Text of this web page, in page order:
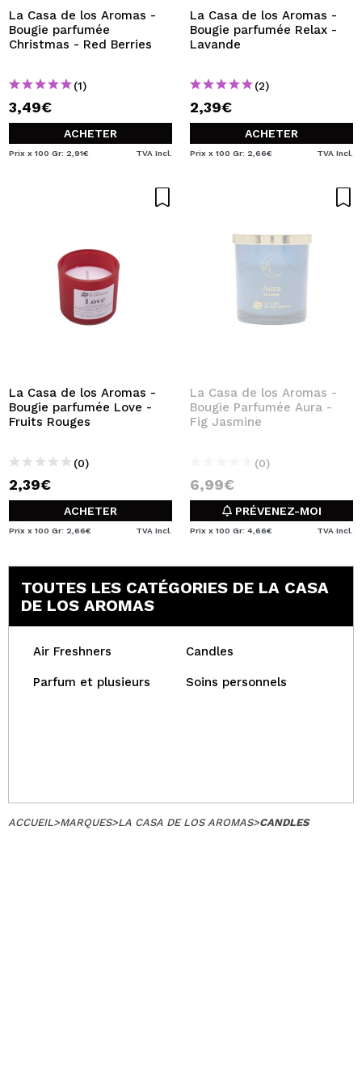
La Casa de los Aromas -
Bougie parfumée
Christmas - Red Berries
(1)
3,49€
ACHETER
Prix x 100 Gr: 2,91€ TVA Incl.
La Casa de los Aromas -
Bougie parfumée Relax -
Lavande
(2)
2,39€
ACHETER
Prix x 100 Gr: 2,66€ TVA Incl.
La Casa de los Aromas -
Bougie parfumée Love -
Fruits Rouges
(0)
2,39€
ACHETER
Prix x 100 Gr: 2,66€ TVA Incl.
La Casa de los Aromas -
Bougie Parfumée Aura -
Fig Jasmine
(0)
6,99€
PRÉVENEZ-MOI
Prix x 100 Gr: 4,66€ TVA Incl.
TOUTES LES CATÉGORIES DE LA CASA
DE LOS AROMAS
Air Freshners Candles
Parfum et plusieurs Soins personnels
ACCUEIL>MARQUES>LA CASA DE LOS AROMAS>CANDLES